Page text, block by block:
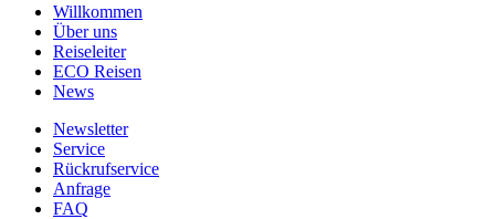
Willkommen
Über uns
Reiseleiter
ECO Reisen
News
Newsletter
Service
Rückrufservice
Anfrage
FAQ